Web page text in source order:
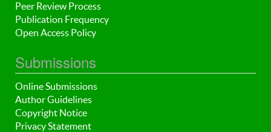
Peer Review Process
Publication Frequency
Open Access Policy
Submissions
Online Submissions
Author Guidelines
Copyright Notice
Privacy Statement